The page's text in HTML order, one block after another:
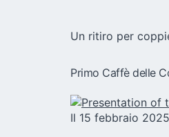
Un ritiro per
Primo Caffè delle
Il 15 febbraio